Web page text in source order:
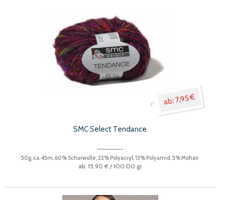
7,95 €
SMC Select Tendance
50g, ca. 45m, 60% Schurwolle, 22% Polyacryl, 13% Polyamid, 5% Mohair
15,90 € / 100.00 gr